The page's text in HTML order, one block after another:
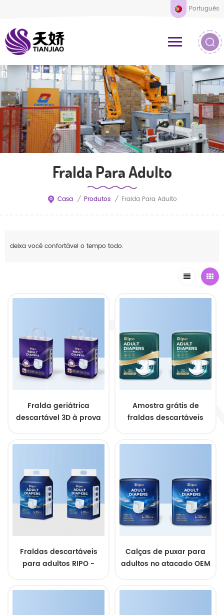
Português
Fralda Para Adulto
Casa / Produtos / Fralda Para Adulto
deixa você confortável o tempo todo.
Fralda geriátrica
descartável 3D à prova
Amostra grátis de
fraldas descartáveis
capacidade de
Fraldas descartáveis
para adultos RIPO -
atacado para
Calças de puxar para
adultos no atacado OEM